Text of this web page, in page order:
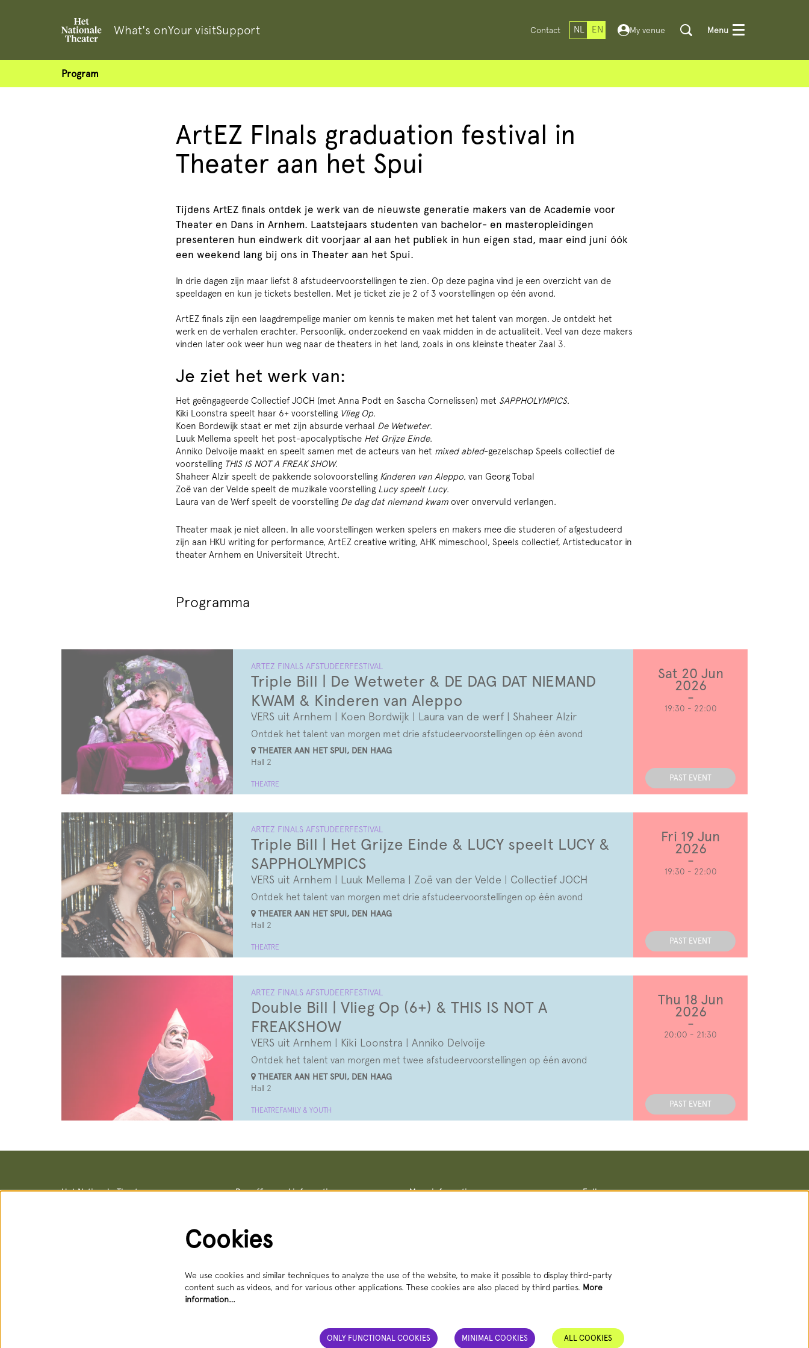
What's onYour visitSupport Contact NL EN My venue Menu
Program
ArtEZ FInals graduation festival in
Theater aan het Spui
Tijdens ArtEZ finals ontdek je werk van de nieuwste generatie makers van de Academie voor
Theater en Dans in Arnhem. Laatstejaars studenten van bachelor- en masteropleidingen
presenteren hun eindwerk dit voorjaar al aan het publiek in hun eigen stad, maar eind juni óók
een weekend lang bij ons in Theater aan het Spui.
In drie dagen zijn maar liefst 8 afstudeervoorstellingen te zien. Op deze pagina vind je een overzicht van de
speeldagen en kun je tickets bestellen. Met je ticket zie je 2 of 3 voorstellingen op één avond.
ArtEZ finals zijn een laagdrempelige manier om kennis te maken met het talent van morgen. Je ontdekt het
werk en de verhalen erachter. Persoonlijk, onderzoekend en vaak midden in de actualiteit. Veel van deze makers
vinden later ook weer hun weg naar de theaters in het land, zoals in ons kleinste theater Zaal 3.
Je ziet het werk van:
Het geëngageerde Collectief JOCH (met Anna Podt en Sascha Cornelissen) met SAPPHOLYMPICS.
Kiki Loonstra speelt haar 6+ voorstelling Vlieg Op.
Koen Bordewijk staat er met zijn absurde verhaal De Wetweter.
Luuk Mellema speelt het post-apocalyptische Het Grijze Einde.
Anniko Delvoije maakt en speelt samen met de acteurs van het mixed abled-gezelschap Speels collectief de
voorstelling THIS IS NOT A FREAK SHOW.
Shaheer Alzir speelt de pakkende solovoorstelling Kinderen van Aleppo, van Georg Tobal
Zoë van der Velde speelt de muzikale voorstelling Lucy speelt Lucy.
Laura van de Werf speelt de voorstelling De dag dat niemand kwam over onvervuld verlangen.
Theater maak je niet alleen. In alle voorstellingen werken spelers en makers mee die studeren of afgestudeerd
zijn aan HKU writing for performance, ArtEZ creative writing, AHK mimeschool, Speels collectief, Artisteducator in
theater Arnhem en Universiteit Utrecht.
Programma
Triple Bill | De Wetweter & DE DAG DAT NIEMAND
KWAM & Kinderen van Aleppo
VERS uit Arnhem | Koen Bordwijk | Laura van de werf | Shaheer Alzir
ARTEZ FINALS AFSTUDEERFESTIVAL
Ontdek het talent van morgen met drie afstudeervoorstellingen op één avond
THEATER AAN HET SPUI, DEN HAAG
Hall 2
THEATRE
Sat 20 Jun
2026
19:30 - 22:00
PAST EVENT
Triple Bill | Het Grijze Einde & LUCY speelt LUCY &
SAPPHOLYMPICS
VERS uit Arnhem | Luuk Mellema | Zoë van der Velde | Collectief JOCH
ARTEZ FINALS AFSTUDEERFESTIVAL
Ontdek het talent van morgen met drie afstudeervoorstellingen op één avond
THEATER AAN HET SPUI, DEN HAAG
Hall 2
THEATRE
Fri 19 Jun
2026
19:30 - 22:00
PAST EVENT
Double Bill | Vlieg Op (6+) & THIS IS NOT A
FREAKSHOW
VERS uit Arnhem | Kiki Loonstra | Anniko Delvoije
ARTEZ FINALS AFSTUDEERFESTIVAL
Ontdek het talent van morgen met twee afstudeervoorstellingen op één avond
THEATER AAN HET SPUI, DEN HAAG
Hall 2
THEATRE FAMILY & YOUTH
Thu 18 Jun
2026
20:00 - 21:30
PAST EVENT
Het Nationale Theater Box office and information
Open: Tue – Fri, 2:00 PM – 6:00 PM
088 356 5 356
service@hnt.nl
More information Follow us
This site is protected by reCAPTCHA, data processing occurs in accordance with
Cloud Data Processing Addendum
Cookies
We use cookies and similar techniques to analyze the use of the website, to make it possible to display third-party
content such as videos, and for various other applications. These cookies are also placed by third parties. More
information…
ONLY FUNCTIONAL COOKIES MINIMAL COOKIES ALL COOKIES